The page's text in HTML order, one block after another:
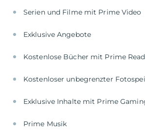
Serien und Filme mit Prime Video
Exklusive Angebote
Kostenlose Bücher mit Prime
Kostenloser unbegrenzter
Exklusive Inhalte mit Prime
Prime Musik